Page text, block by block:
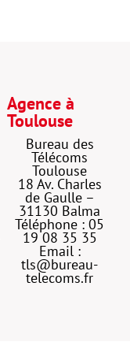
Agence à
Toulouse
Bureau des
Télécoms
Toulouse
18 Av. Charles
de Gaulle –
31130 Balma
Téléphone : 05
19 08 35 35
Email :
tls@bureau-
telecoms.fr